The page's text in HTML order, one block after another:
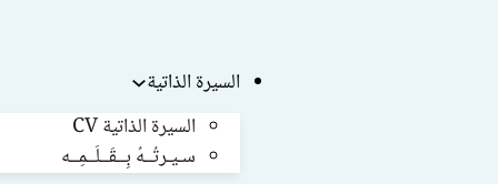
السيرة الذاتية
السيرة الذاتية CV
سـيـرتُــهُ بِــقَــلَــمِــه